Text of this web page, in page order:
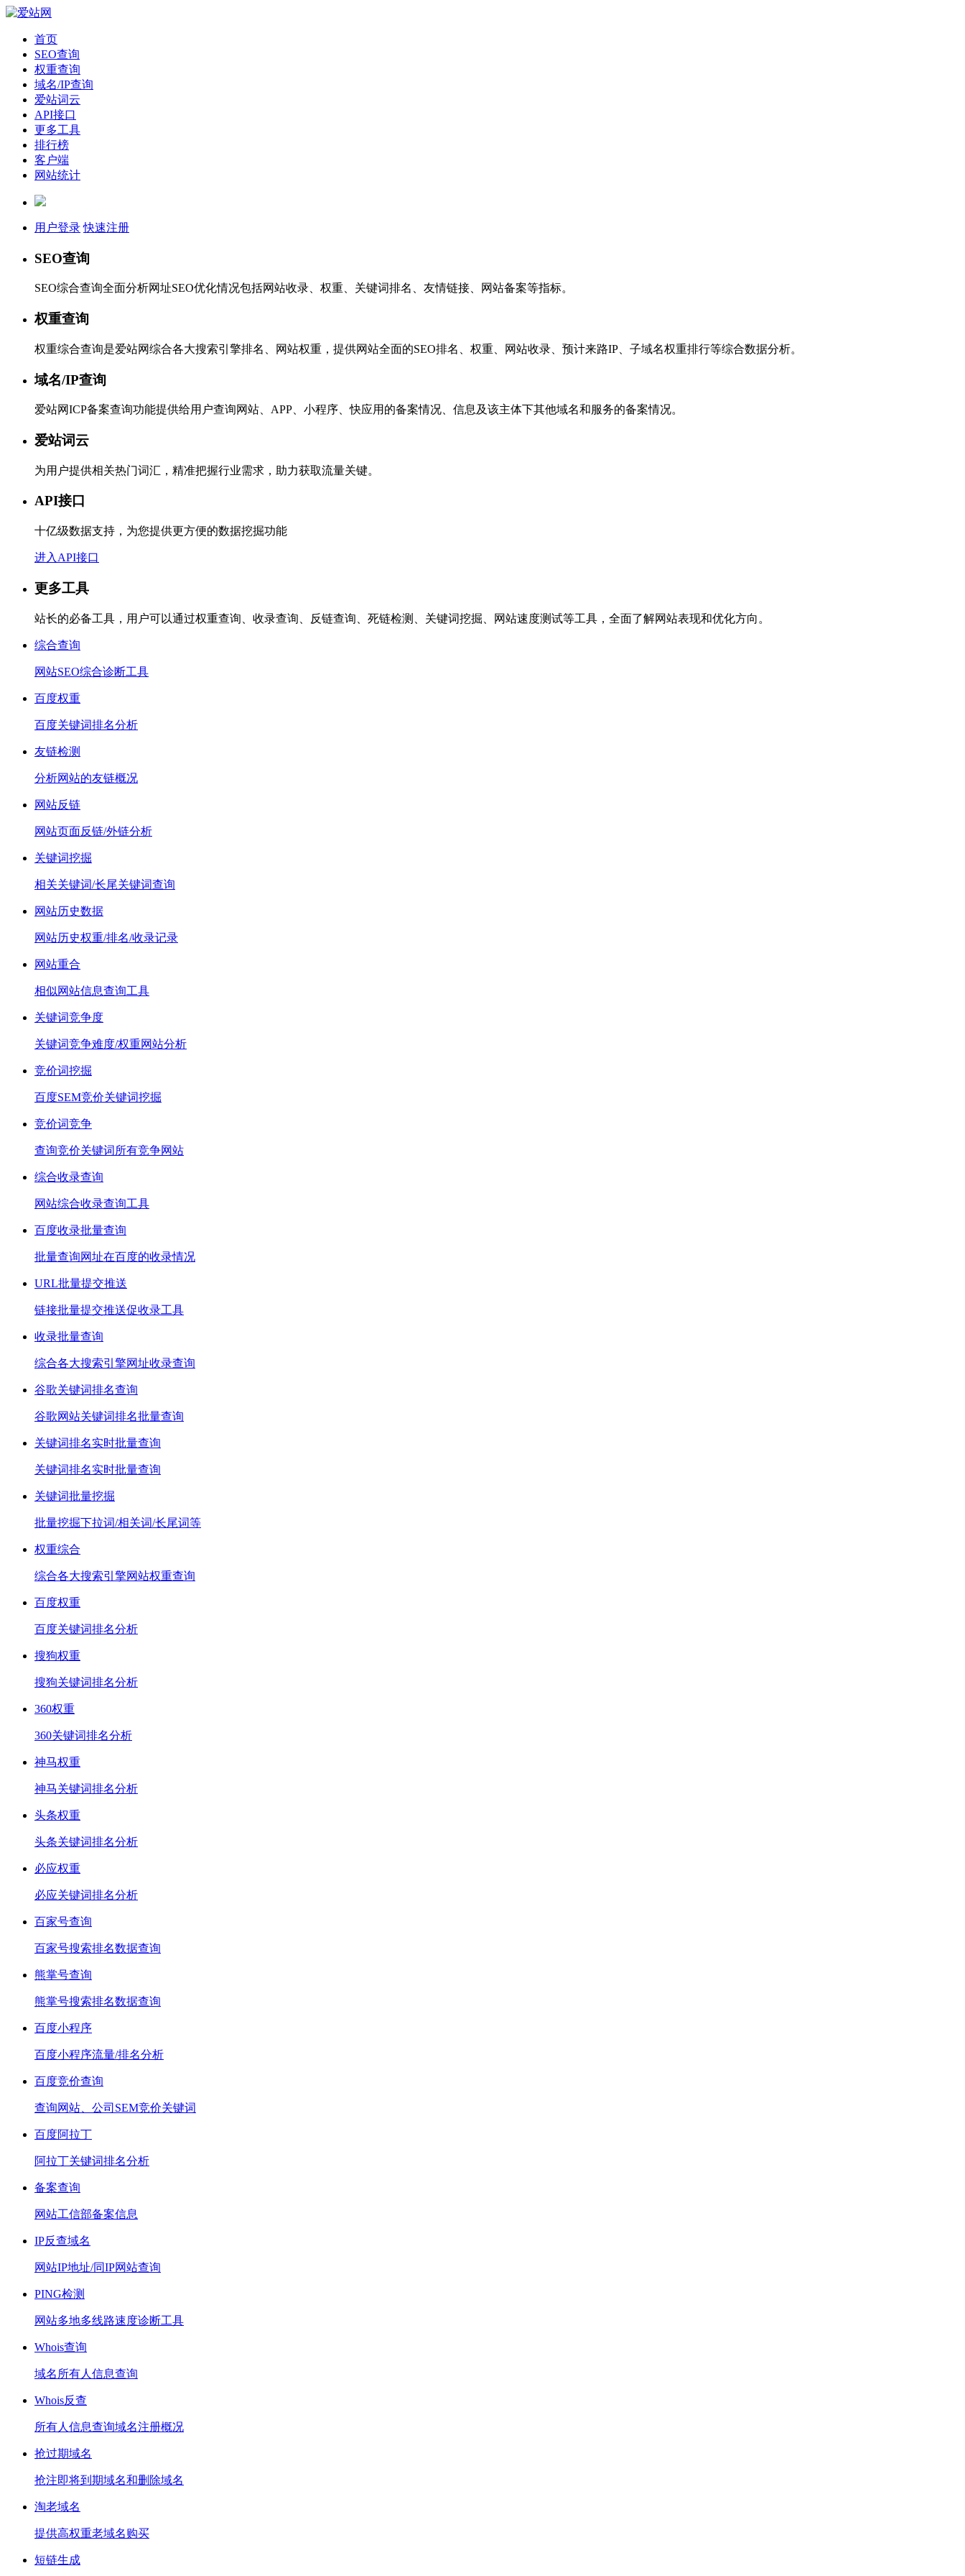
首页
SEO查询
权重查询
域名/IP查询
爱站词云
API接口
更多工具
排行榜
客户端
网站统计
用户登录 快速注册
SEO查询
SEO综合查询全面分析网址SEO优化情况包括网站收录、权重、关键词排名、友情链接、网站备案等指标。
权重查询
权重综合查询是爱站网综合各大搜索引擎排名、网站权重，提供网站全面的SEO排名、权重、网站收录、预计来路IP、子域名权重排行等综合数据分析。
域名/IP查询
爱站网ICP备案查询功能提供给用户查询网站、APP、小程序、快应用的备案情况、信息及该主体下其他域名和服务的备案情况。
爱站词云
为用户提供相关热门词汇，精准把握行业需求，助力获取流量关键。
API接口
十亿级数据支持，为您提供更方便的数据挖掘功能
进入API接口
更多工具
站长的必备工具，用户可以通过权重查询、收录查询、反链查询、死链检测、关键词挖掘、网站速度测试等工具，全面了解网站表现和优化方向。
综合查询
网站SEO综合诊断工具
百度权重
百度关键词排名分析
友链检测
分析网站的友链概况
网站反链
网站页面反链/外链分析
关键词挖掘
相关关键词/长尾关键词查询
网站历史数据
网站历史权重/排名/收录记录
网站重合
相似网站信息查询工具
关键词竞争度
关键词竞争难度/权重网站分析
竞价词挖掘
百度SEM竞价关键词挖掘
竞价词竞争
查询竞价关键词所有竞争网站
综合收录查询
网站综合收录查询工具
百度收录批量查询
批量查询网址在百度的收录情况
URL批量提交推送
链接批量提交推送促收录工具
收录批量查询
综合各大搜索引擎网址收录查询
谷歌关键词排名查询
谷歌网站关键词排名批量查询
关键词排名实时批量查询
关键词排名实时批量查询
关键词批量挖掘
批量挖掘下拉词/相关词/长尾词等
权重综合
综合各大搜索引擎网站权重查询
百度权重
百度关键词排名分析
搜狗权重
搜狗关键词排名分析
360权重
360关键词排名分析
神马权重
神马关键词排名分析
头条权重
头条关键词排名分析
必应权重
必应关键词排名分析
百家号查询
百家号搜索排名数据查询
熊掌号查询
熊掌号搜索排名数据查询
百度小程序
百度小程序流量/排名分析
百度竞价查询
查询网站、公司SEM竞价关键词
百度阿拉丁
阿拉丁关键词排名分析
备案查询
网站工信部备案信息
IP反查域名
网站IP地址/同IP网站查询
PING检测
网站多地多线路速度诊断工具
Whois查询
域名所有人信息查询
Whois反查
所有人信息查询域名注册概况
抢过期域名
抢注即将到期域名和删除域名
淘老域名
提供高权重老域名购买
短链生成